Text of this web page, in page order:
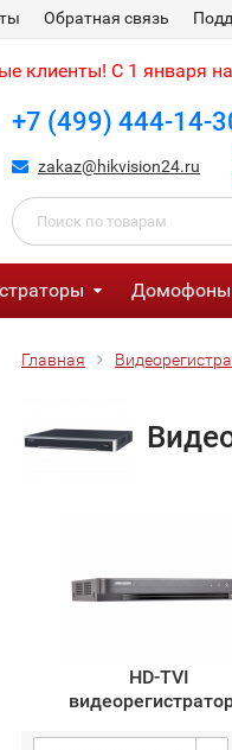
Обратная связь
клиенты! С 1 января
+7 (499) 444-14-
zakaz@hikvision24.ru
Домофоны
Главная
HD-TVI